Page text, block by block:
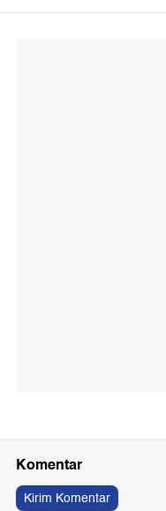
Komentar
Kirim Komentar